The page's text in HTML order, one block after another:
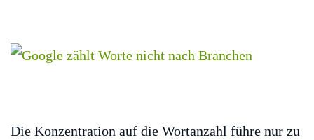
Die Konzentration auf die Wortanzahl führe nur zu